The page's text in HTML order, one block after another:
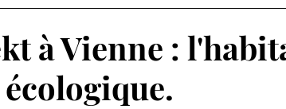
à Vienne :